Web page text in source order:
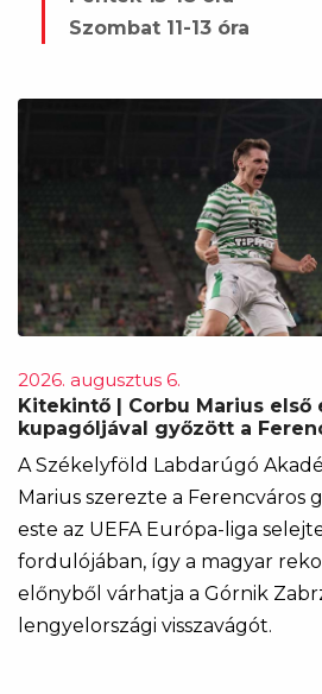
Szombat 11-13 óra
2026. augusztus 6.
Kitekintő | Corbu Marius első
kupagóljával győzött a
A Székelyföld Labdarúgó
Marius szerezte a Ferencváros
este az UEFA Európa-liga
fordulójában, így a magyar
előnyből várhatja a Górnik
lengyelországi visszavágót.